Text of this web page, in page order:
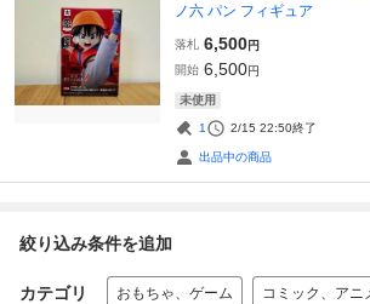
ノ六 パン フィギュア
落札 6,500円
開始 6,500円
未使用
1 2/15 22:50終了
出品中の商品
絞り込み条件を追加
カテゴリ おもちゃ、ゲーム コミック、アニ